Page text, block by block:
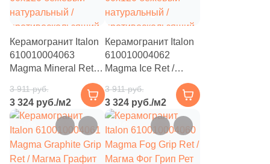
Антрацитовый (
Белый (53)
Голубой (
Графит (
Желтый (53)
Зеленый (53)
Золотой ( 53)
Керамогранит Italon
610010004063
Magma Mineral Ret /
Магма Минерал Рет
60x120 бежевый
натуральный /
противоскользящий
под камень
3 911 руб.
3 324 руб./м2
Керамогранит Italon
610010004062
Magma Ice Ret /
60x120 бежевый
натуральный /
противоскользящий
под камень
3 911 руб.
3 324 руб./м2